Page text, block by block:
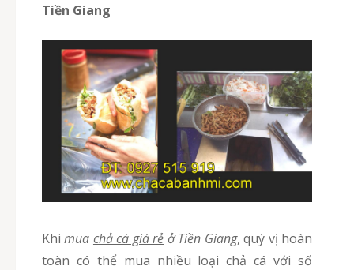
Tiền Giang
Khimua chả cá giá rẻ ở Tiền Giang, quý vị hoàn
toàn có thể mua nhiều loại chả cá với số